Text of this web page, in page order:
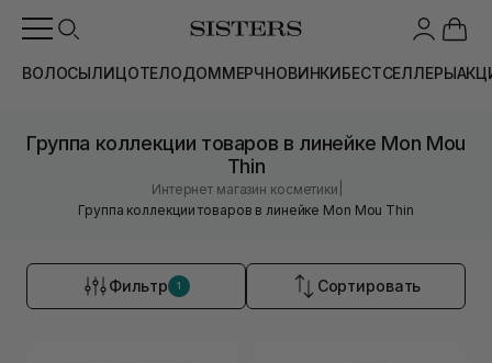
ВОЛОСЫЛИЦОТЕЛОДОММЕРЧНОВИНКИБЕСТСЕЛЛЕРЫ
Группа коллекции товаров в линейке Mon Mou
Thin
Интернет магазин косметики
Группа коллекции товаров в линейке Mon Mou Thin
Фильтр 1 Сортировать